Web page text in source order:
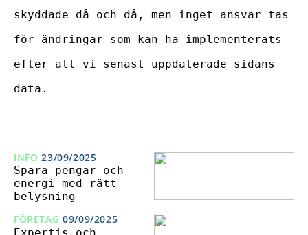
skyddade då och då, men inget ansvar tas
för ändringar som kan ha implementerats
efter att vi senast uppdaterade sidans
data.
INFO 23/09/2025
Spara pengar och
energi med rätt
belysning
FÖRETAG 09/09/2025